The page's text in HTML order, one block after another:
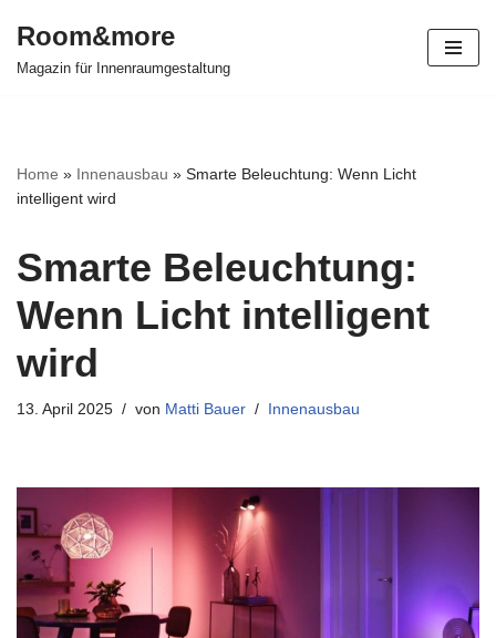
Zum
Room&more
Magazin für Innenraumgestaltung
Home » Innenausbau » Smarte Beleuchtung: Wenn Licht
intelligent wird
Smarte Beleuchtung:
Wenn Licht intelligent
wird
13. April 2025 von Matti Bauer Innenausbau